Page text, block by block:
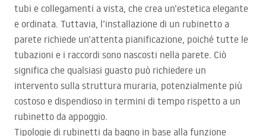
tubi e collegamenti a vista, che crea un’estetica elegante
e ordinata. Tuttavia, l’installazione di un rubinetto a
parete richiede un’attenta pianificazione, poiché tutte le
tubazioni e i raccordi sono nascosti nella parete. Ciò
significa che qualsiasi guasto può richiedere un
intervento sulla struttura muraria, potenzialmente più
costoso e dispendioso in termini di tempo rispetto a un
rubinetto da appoggio.
Tipologie di rubinetti da bagno in base alla funzione